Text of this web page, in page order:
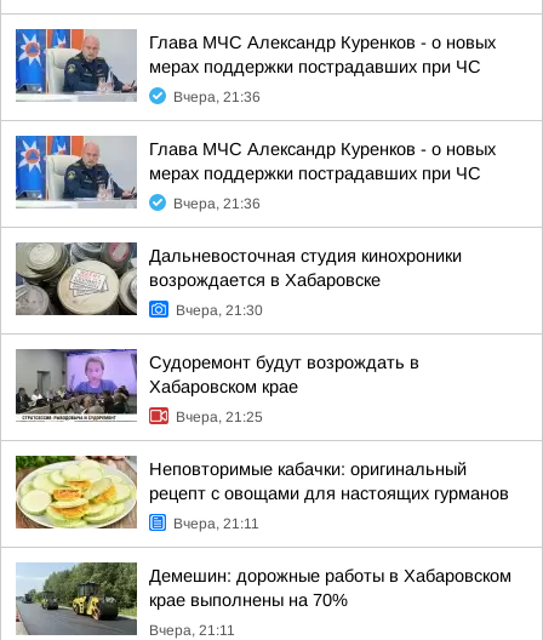
Глава МЧС Александр Куренков - о новых
мерах поддержки пострадавших при ЧС
Вчера, 21:36
Глава МЧС Александр Куренков - о новых
мерах поддержки пострадавших при ЧС
Вчера, 21:36
Дальневосточная студия кинохроники
возрождается в Хабаровске
Вчера, 21:30
Судоремонт будут возрождать в
Хабаровском крае
Вчера, 21:25
Неповторимые кабачки: оригинальный
рецепт с овощами для настоящих гурманов
Вчера, 21:11
Демешин: дорожные работы в Хабаровском
крае выполнены на 70%
Вчера, 21:11